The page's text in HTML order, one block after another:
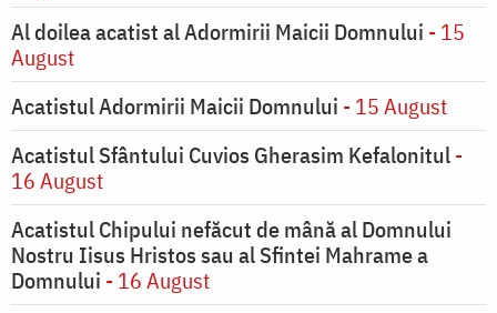
Al doilea acatist al Adormirii Maicii Domnului - 15
August
Acatistul Adormirii Maicii Domnului - 15 August
Acatistul Sfântului Cuvios Gherasim Kefalonitul-
16 August
Acatistul Chipului nefăcut de mână al Domnului
Nostru Iisus Hristos sau al Sfintei Mahrame a
Domnului - 16 August